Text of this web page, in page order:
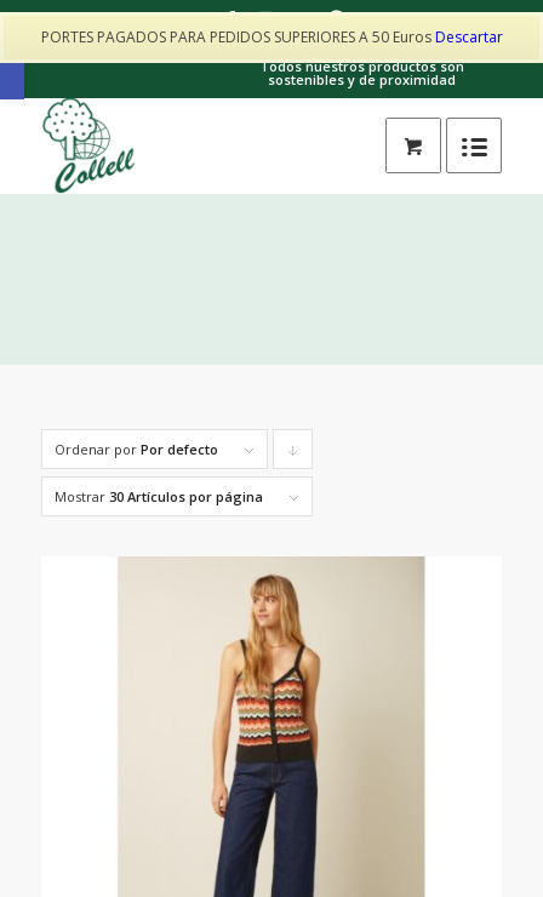
Abrir barra de herramientas Todos nuestros productos son
sostenibles y de proximidad
Ordenar por Por defecto
de
forma
descendente
Mostrar 30 Artículos por página
PORTES PAGADOS PARA PEDIDOS SUPERIORES A 50 EurosDescartar